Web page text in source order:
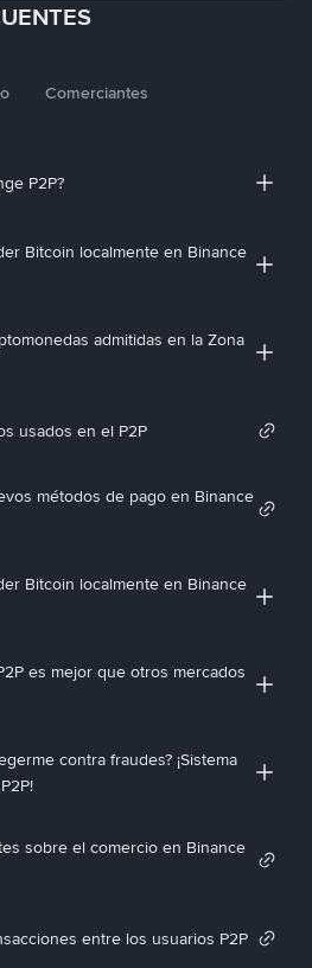
Comerciantes
P2P?
Bitcoin localmente en Binance
admitidas en la Zona
usados en el P2P
métodos de pago en Binance
Bitcoin localmente en Binance
es mejor que otros mercados
contra fraudes? ¡Sistema
sobre el comercio en Binance
entre los usuarios P2P